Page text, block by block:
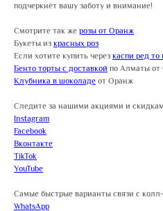
подчеркнёт вашу заботу и внимание!
Смотрите так же розы от Оранж
Букеты из красных роз
Если хотите купить через каспи ред
Бенто торты с доставкой по Алматы
Клубника в шоколаде от Оранж
Следите за нашими акциями и
Instagram
Facebook
Вконтакте
TikTok
YouTube
Самые быстрые варианты связи с
WhatsApp